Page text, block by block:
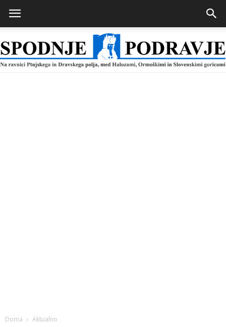
Doma Aktualno